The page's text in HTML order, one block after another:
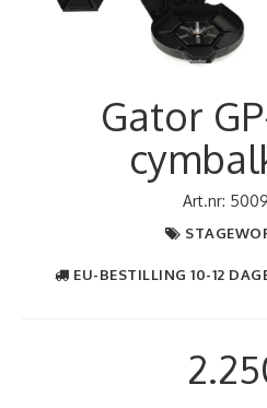
​​​​​​​Gator
Art.nr:
EU-BESTILLING 10-12